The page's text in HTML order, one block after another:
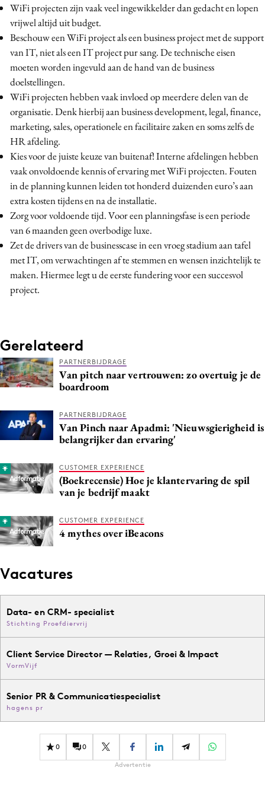
WiFi projecten zijn vaak veel ingewikkelder dan gedacht en lopen
vrijwel altijd uit budget.
Beschouw een WiFi project als een business project met de support
van IT, niet als een IT project pur sang. De technische eisen
moeten worden ingevuld aan de hand van de business
doelstellingen.
WiFi projecten hebben vaak invloed op meerdere delen van de
organisatie. Denk hierbij aan business development, legal, finance,
marketing, sales, operationele en facilitaire zaken en soms zelfs de
HR afdeling.
Kies voor de juiste keuze van buitenaf! Interne afdelingen hebben
vaak onvoldoende kennis of ervaring met WiFi projecten. Fouten
in de planning kunnen leiden tot honderd duizenden euro’s aan
extra kosten tijdens en na de installatie.
Zorg voor voldoende tijd. Voor een planningsfase is een periode
van 6 maanden geen overbodige luxe.
Zet de drivers van de businesscase in een vroeg stadium aan tafel
met IT, om verwachtingen af te stemmen en wensen inzichtelijk te
maken. Hiermee legt u de eerste fundering voor een succesvol
project.
Gerelateerd
PARTNERBIJDRAGE
Van pitch naar vertrouwen: zo overtuig je de
boardroom
PARTNERBIJDRAGE
Van Pinch naar Apadmi: 'Nieuwsgierigheid is
belangrijker dan ervaring'
CUSTOMER EXPERIENCE
(Boekrecensie) Hoe je klantervaring de spil
van je bedrijf maakt
CUSTOMER EXPERIENCE
4 mythes over iBeacons
Vacatures
Data- en CRM- specialist
Stichting Proefdiervrij
Client Service Director — Relaties, Groei & Impact
VormVijf
Senior PR & Communicatiespecialist
hagens pr
0 0
Advertentie